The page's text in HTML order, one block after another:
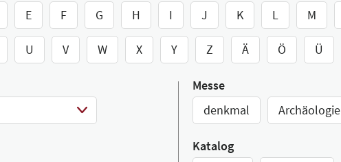
E F G H I J K L M
U V W X Y Z Ä Ö Ü
Messe
denkmal
Archäologie
Katalog